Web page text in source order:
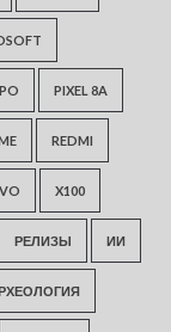
PIXEL 8A
REDMI
X100
РЕЛИЗЫ ИИ